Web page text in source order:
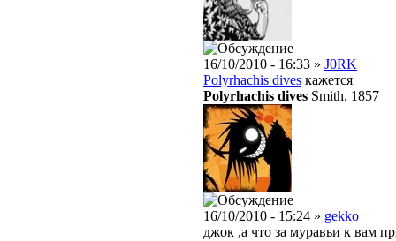
16/10/2010 - 16:33 » J0RK
Polyrhachis dives кажется
Polyrhachis dives Smith, 1857
16/10/2010 - 15:24 » gekko
джок ,а что за муравьи к вам